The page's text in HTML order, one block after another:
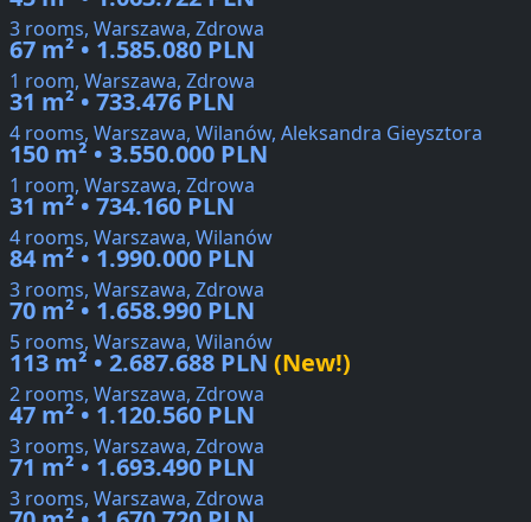
3 rooms, Warszawa, Zdrowa
67 m² • 1.585.080 PLN
1 room, Warszawa, Zdrowa
31 m² • 733.476 PLN
4 rooms, Warszawa, Wilanów, Aleksandra Gieysztora
150 m² • 3.550.000 PLN
1 room, Warszawa, Zdrowa
31 m² • 734.160 PLN
4 rooms, Warszawa, Wilanów
84 m² • 1.990.000 PLN
3 rooms, Warszawa, Zdrowa
70 m² • 1.658.990 PLN
5 rooms, Warszawa, Wilanów
113 m² • 2.687.688 PLN (New!)
2 rooms, Warszawa, Zdrowa
47 m² • 1.120.560 PLN
3 rooms, Warszawa, Zdrowa
71 m² • 1.693.490 PLN
3 rooms, Warszawa, Zdrowa